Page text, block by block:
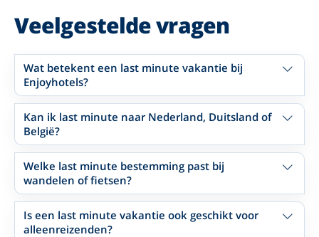
Veelgestelde vragen
Wat betekent een last minute vakantie bij
Enjoyhotels?
Kan ik last minute naar Nederland, Duitsland of
België?
Welke last minute bestemming past bij
wandelen of fietsen?
Is een last minute vakantie ook geschikt voor
alleenreizenden?